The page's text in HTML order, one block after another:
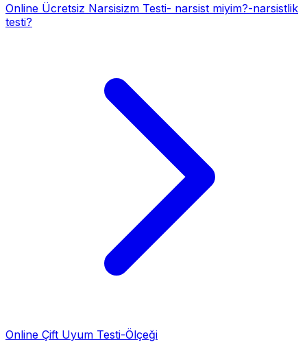
Online Ücretsiz Narsisizm Testi- narsist miyim?-narsistlik
testi?
Online Çift Uyum Testi-Ölçeği